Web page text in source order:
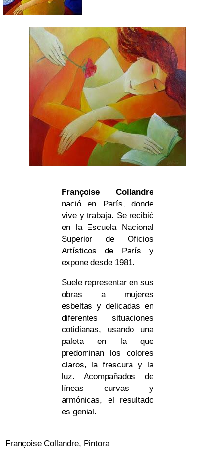
Françoise Collandre
nació en París, donde
vive y trabaja. Se recibió
en la Escuela Nacional
Superior de Oficios
Artísticos de París y
expone desde 1981.
Suele representar en sus
obras a mujeres
esbeltas y delicadas en
diferentes situaciones
cotidianas, usando una
paleta en la que
predominan los colores
claros, la frescura y la
luz. Acompañados de
líneas curvas y
armónicas, el resultado
es genial.
Françoise Collandre, Pintora